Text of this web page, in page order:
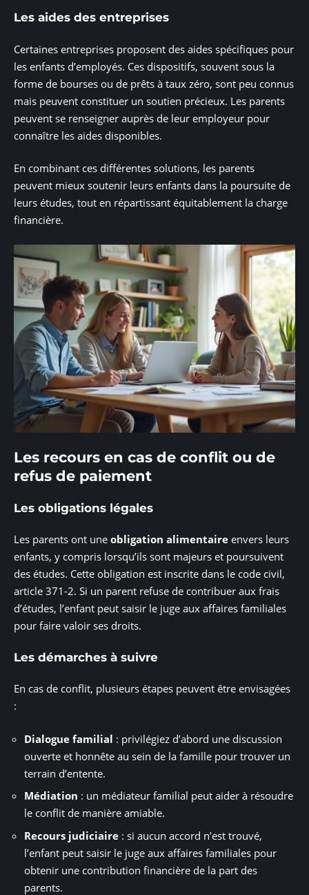
Les aides des entreprises
Certaines entreprises proposent des aides spécifiques pour
les enfants d’employés. Ces dispositifs, souvent sous la
forme de bourses ou de prêts à taux zéro, sont peu connus
mais peuvent constituer un soutien précieux. Les parents
peuvent se renseigner auprès de leur employeur pour
connaître les aides disponibles.
En combinant ces différentes solutions, les parents
peuvent mieux soutenir leurs enfants dans la poursuite de
leurs études, tout en répartissant équitablement la charge
financière.
Les recours en cas de conflit ou de
refus de paiement
Les obligations légales
Les parents ont une obligation alimentaire envers leurs
enfants, y compris lorsqu’ils sont majeurs et poursuivent
des études. Cette obligation est inscrite dans le code civil,
article 371-2. Si un parent refuse de contribuer aux frais
d’études, l’enfant peut saisir le juge aux affaires familiales
pour faire valoir ses droits.
Les démarches à suivre
En cas de conflit, plusieurs étapes peuvent être envisagées
:
Dialogue familial : privilégiez d’abord une discussion
ouverte et honnête au sein de la famille pour trouver un
terrain d’entente.
Médiation : un médiateur familial peut aider à résoudre
le conflit de manière amiable.
Recours judiciaire : si aucun accord n’est trouvé,
l’enfant peut saisir le juge aux affaires familiales pour
obtenir une contribution financière de la part des
parents.